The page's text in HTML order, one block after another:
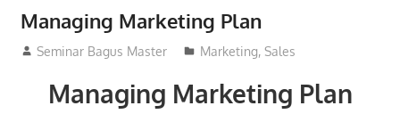
Managing Marketing Plan
25/05/2016
Seminar Bagus Master Marketing,Sales
Managing Marketing Plan